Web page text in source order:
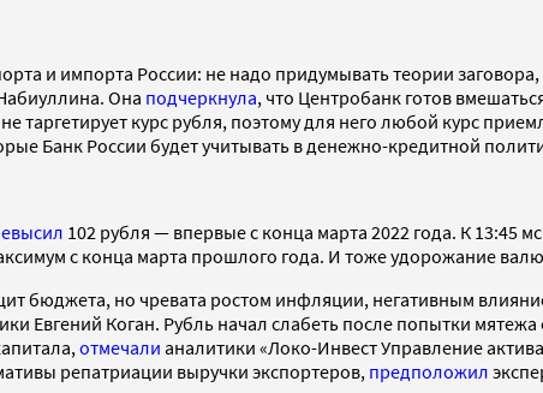
и импорта России: не надо придумывать теории
Она подчеркнула, что Центробанк готов
таргетирует курс рубля, поэтому для него любой курс
Банк России будет учитывать в денежно-кредитной
102 рубля — впервые с конца марта 2022 года. К 13:45
с конца марта прошлого года. И тоже удорожание
бюджета, но чревата ростом инфляции, негативным
Евгений Коган. Рубль начал слабеть после попытки
отмечали аналитики «Локо-Инвест Управление
репатриации выручки экспортеров, предположил